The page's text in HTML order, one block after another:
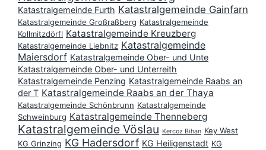
Katastralgemeinde Furth Katastralgemeinde Gainfarn
Katastralgemeinde Großraßberg Katastralgemeinde
Kollmitzdörfl Katastralgemeinde Kreuzberg
Katastralgemeinde Liebnitz Katastralgemeinde
Maiersdorf Katastralgemeinde Ober- und Unte
Katastralgemeinde Ober- und Unterreith
Katastralgemeinde Penzing Katastralgemeinde Raabs an
der T Katastralgemeinde Raabs an der Thaya
Katastralgemeinde Schönbrunn Katastralgemeinde
Schweinburg Katastralgemeinde Thenneberg
Katastralgemeinde Vöslau Kercoz Bihan Key West
KG Grinzing KG Hadersdorf KG Heiligenstadt KG